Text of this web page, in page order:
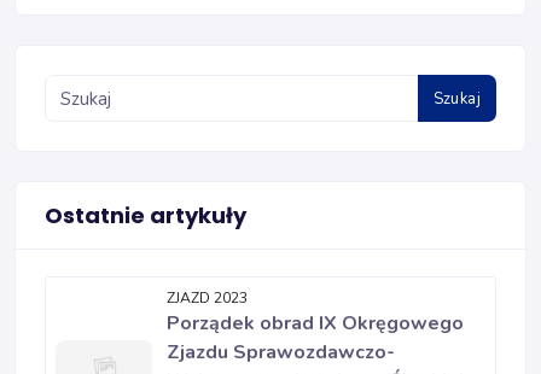
Szukaj
Ostatnie artykuły
ZJAZD 2023
Porządek obrad IX Okręgowego
Zjazdu Sprawozdawczo-